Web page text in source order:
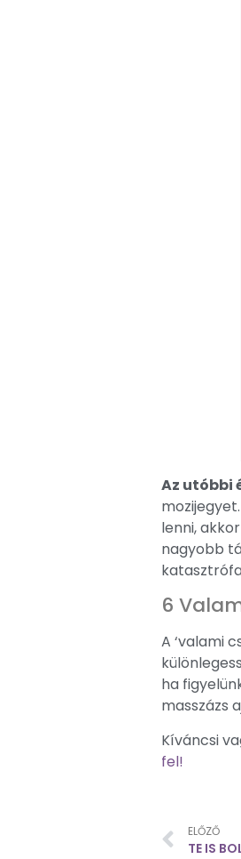
Az utóbbi
lenni,
nagyobb
6
A ‘valami
ha
masszázs
Kíváncsi
fel!
ELŐZŐ